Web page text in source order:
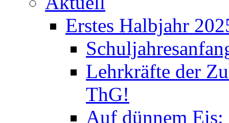
Erstes Halbjahr
Lehrkräfte der
ThG!
Auf dünnem